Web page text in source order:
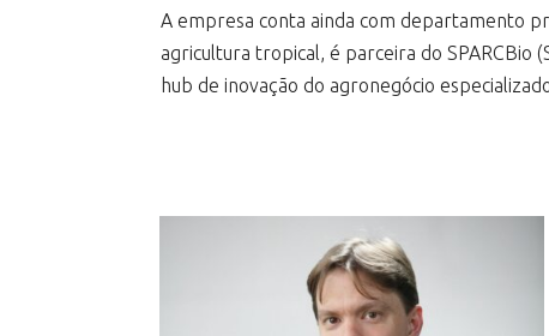
A empresa conta ainda com departamento
agricultura tropical, é parceira do
hub de inovação do agronegócio